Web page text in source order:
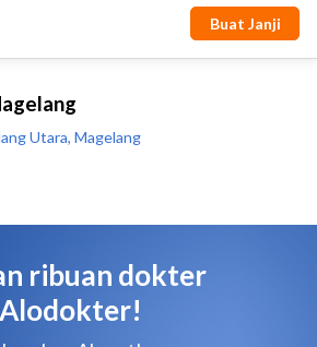
Utara, Magelang